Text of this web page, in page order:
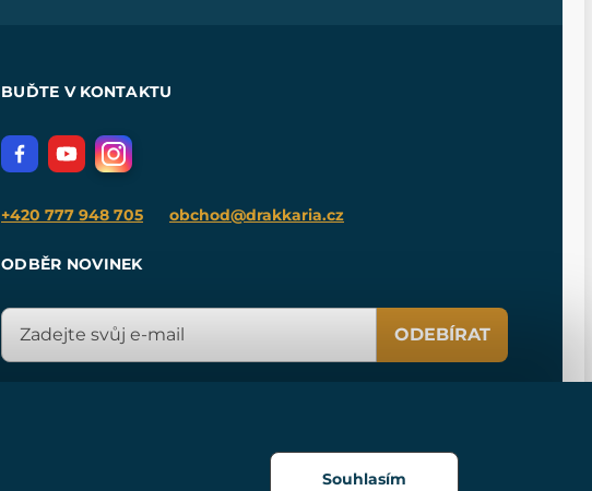
BUĎTE V KONTAKTU
+420 777 948 705 obchod@drakkaria.cz
ODBĚR NOVINEK
ODEBÍRAT
Souhlasím